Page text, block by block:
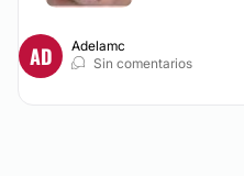
AD
Adelamc
Sin comentarios